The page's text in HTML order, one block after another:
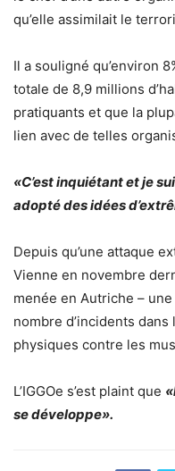
qu’elle assimilait le
Il a souligné qu’environ
totale de 8,9 millions
pratiquants et que la
lien avec de telles
«C’est inquiétant et je
adopté des idées
Depuis qu’une attaque
Vienne en novembre
menée en Autriche –
nombre d’incidents
physiques contre les
L’IGGOe s’est plaint que
se développe».